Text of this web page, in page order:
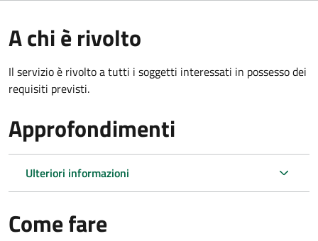
A chi è rivolto
Il servizio è rivolto a tutti i soggetti interessati in possesso dei
requisiti previsti.
Approfondimenti
Ulteriori informazioni
Come fare